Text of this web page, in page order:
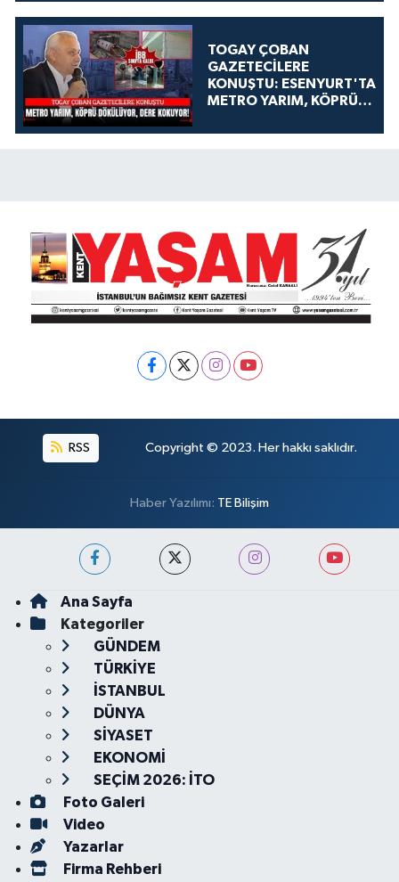
TOGAY ÇOBAN
GAZETECİLERE
KONUŞTU: ESENYURT'TA
METRO YARIM, KÖPRÜ
KOKUYOR!
RSS Copyright © 2023. Her hakkı saklıdır.
Haber Yazılımı: TE Bilişim
Ana Sayfa
Kategoriler
GÜNDEM
TÜRKİYE
İSTANBUL
DÜNYA
SİYASET
EKONOMİ
SEÇİM 2026: İTO
Foto Galeri
Video
Yazarlar
Firma Rehberi